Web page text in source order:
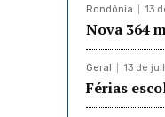
Rondônia 13
Nova 364
Geral 13 de
Férias